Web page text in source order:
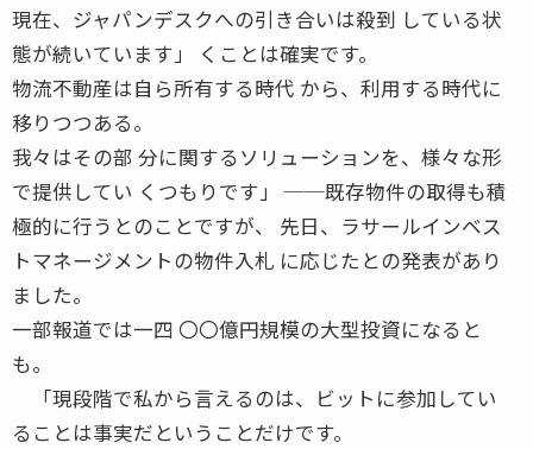
現在、ジャパンデスクへの引き合いは殺到 している状
態が続いています」 くことは確実です。
物流不動産は自ら所有する時代 から、利用する時代に
移りつつある。
我々はその部 分に関するソリューションを、様々な形
で提供してい くつもりです」 ──既存物件の取得も積
極的に行うとのことですが、 先日、ラサールインベス
トマネージメントの物件入札 に応じたとの発表があり
ました。
一部報道では一四 〇〇億円規模の大型投資になると
も。
「現段階で私から言えるのは、ビットに参加してい
ることは事実だということだけです。